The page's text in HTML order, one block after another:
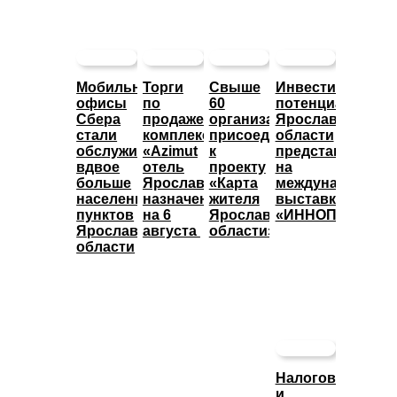
Мобильные
офисы
Сбера
стали
обслуживать
вдвое
больше
населенных
пунктов
Ярославской
области
Торги
по
продаже
комплекса
«Azimut
отель
Ярославль»
назначены
на 6
августа
Свыше
60
организаций
присоединились
к
проекту
«Карта
жителя
Ярославской
области»
потенциал
Ярославской
области
представят
на
международной
выставке
«ИННОПРОМ»
Налоговые